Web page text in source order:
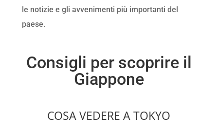
le notizie e gli avvenimenti più importanti del
paese.
Consigli per scoprire il
Giappone
COSA VEDERE A TOKYO